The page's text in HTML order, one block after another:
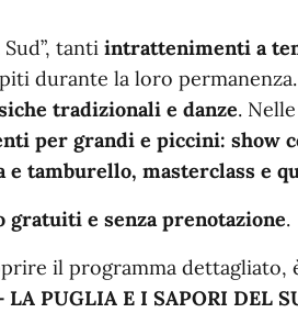
tanti intrattenimenti a
durante la loro permanenza.
tradizionali e danze.
per grandi e piccini: show
tamburello, masterclass e
gratuiti e senza prenotazione.
il programma dettagliato,
LA PUGLIA E I SAPORI DEL